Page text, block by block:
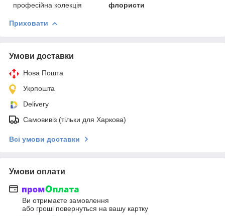
професійна колекція
флористи
Приховати
Умови доставки
Нова Пошта
Укрпошта
Delivery
Самовивіз (тільки для Харкова)
Всі умови доставки
Умови оплати
Ви отримаєте замовлення
або гроші повернуться на вашу картку